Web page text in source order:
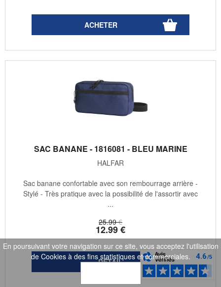
SAC BANANE - 1816081 - BLEU MARINE
HALFAR
25.99 €
12.99€
Sac banane confortable avec son rembourrage arrière -
Stylé - Très pratique avec la possibilité de l'assortir avec
...
En poursuivant votre navigation sur ce site, vous acceptez l'utilisation
de Cookies à des fins statistiques et commerciales.